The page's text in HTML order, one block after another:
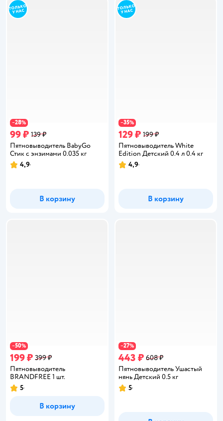
−28%
99 ₽ 139 ₽
Пятновыводитель BabyGo
Стик с энзимами 0.035 кг
Рейтинг:
4,9
В корзину
−35%
129 ₽ 199 ₽
Пятновыводитель White
Edition Детский 0.4 л 0.4 кг
Рейтинг:
4,9
В корзину
−50%
199 ₽ 399 ₽
Пятновыводитель
BRANDFREE 1 шт.
Рейтинг:
5
В корзину
−27%
443 ₽ 608 ₽
Пятновыводитель Ушастый
нянь Детский 0.5 кг
Рейтинг:
5